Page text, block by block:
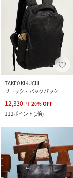
TAKEO KIKUCHI
リュック・バックパック
12,320 円 20%OFF
112ポイント(1倍)